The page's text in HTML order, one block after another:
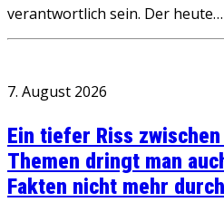
verantwortlich sein. Der heute…
7. August 2026
Ein tiefer Riss
Themen dringt man
Fakten nicht mehr durch